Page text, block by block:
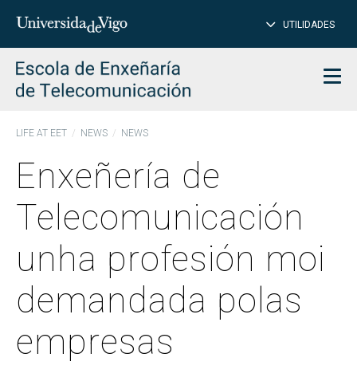
Insert
to
search
UTILIDADES
LIFE AT EET NEWS NEWS
Enxeñería de
Telecomunicación
unha profesión moi
demandada polas
empresas